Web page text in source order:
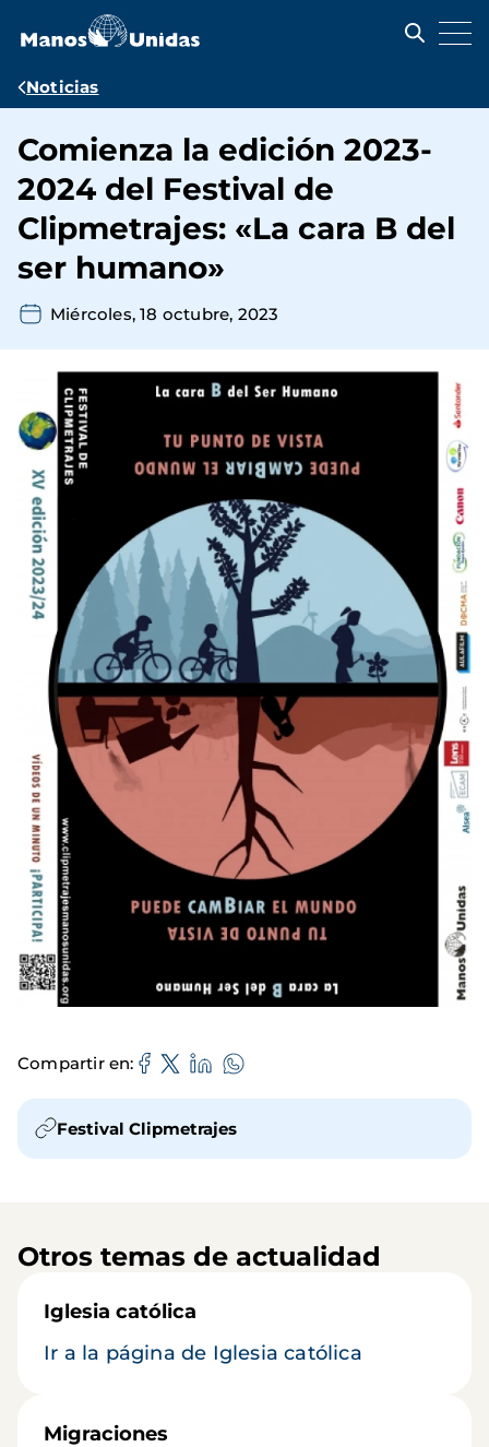
contenido
Ruta
navegación
Noticias
Comienza la edición 2023-
2024 del Festival de
Clipmetrajes: «La cara B del
ser humano»
Miércoles, 18 octubre, 2023
Compartir en
Festival Clipmetrajes
Otros temas de actualidad
Iglesia católica
Ir a la página de Iglesia católica
Migraciones